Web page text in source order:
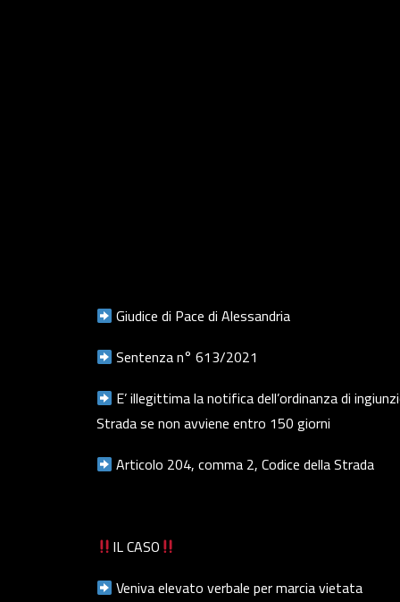
Giudice di Pace di Alessandria
Sentenza n° 613/2021
E’ illegittima la notifica dell’ordinanza di
Strada se non avviene entro 150 giorni
Articolo 204, comma 2, Codice della Strada
IL CASO
Veniva elevato verbale per marcia vietata